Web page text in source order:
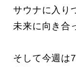
サウナに入り
未来に向き合
そして今週は